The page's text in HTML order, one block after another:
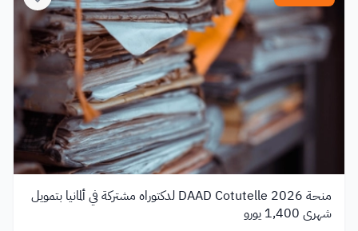
منحة DAAD Cotutelle 2026 لدكتوراه مشتركة في ألمانيا بتمويل
شهري 1,400 يورو